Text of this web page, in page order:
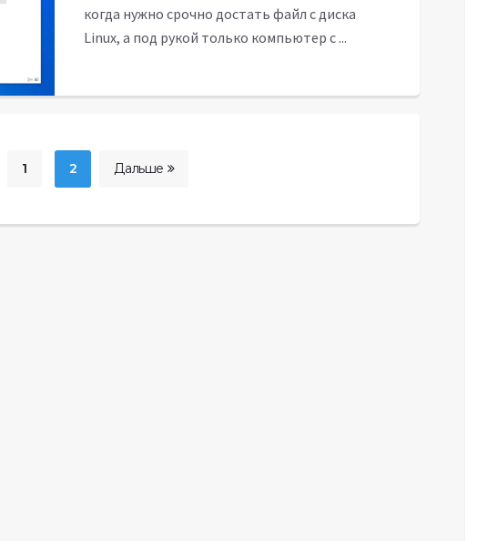
когда нужно срочно достать файл с диска
Linux, а под рукой только компьютер с ...
1 2 Дальше